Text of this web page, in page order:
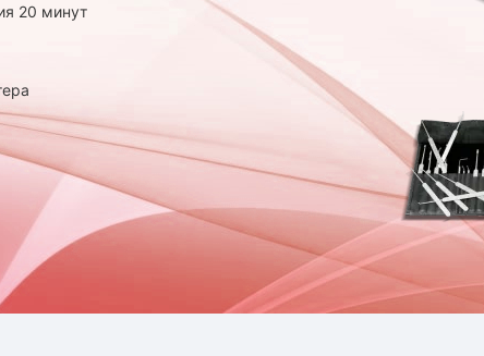
20 минут